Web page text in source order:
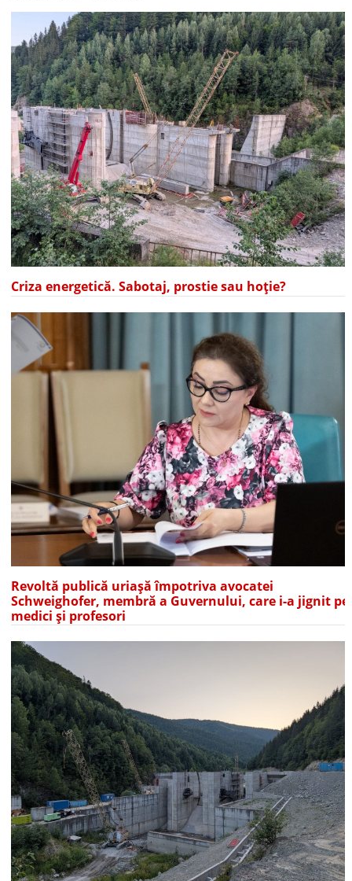
Criza energetică. Sabotaj, prostie sau hoție?
Revoltă publică uriașă împotriva avocatei
Schweighofer, membră a Guvernului, care i-a jignit pe
medici și profesori